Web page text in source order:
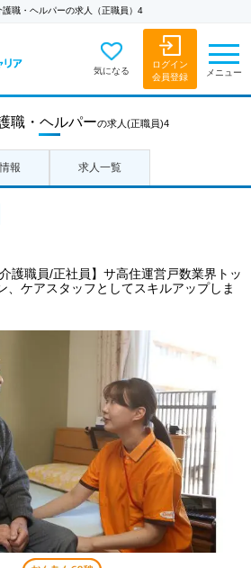
職・ヘルパーの求人（正職員）4
気になる
ログイン
会員登録
メニュー
職・ヘルパーの求人 (正職員)4
報 求人一覧
護職員/正社員】サ高住運営戸数業界トッ
、ケアスタッフとしてスキルアップしま